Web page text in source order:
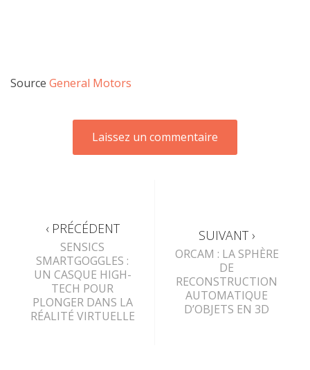
Source General Motors
‹ PRÉCÉDENT
SENSICS
SMARTGOGGLES :
UN CASQUE HIGH-
TECH POUR
PLONGER DANS LA
RÉALITÉ VIRTUELLE
SUIVANT ›
ORCAM : LA SPHÈRE
DE
RECONSTRUCTION
AUTOMATIQUE
D’OBJETS EN 3D